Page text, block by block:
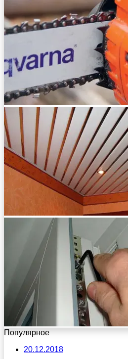
Популярное
20.12.2018